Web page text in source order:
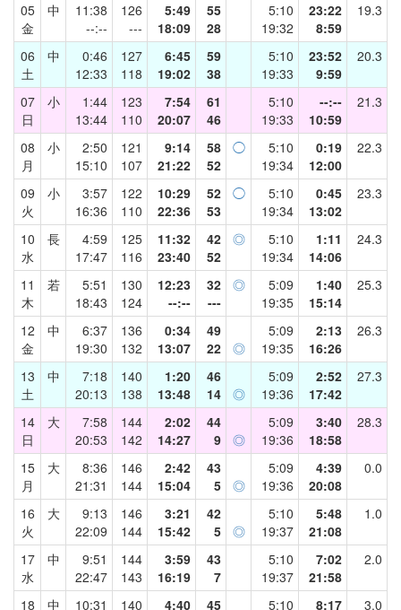
05
金
中
11:38
--:--
126
---
5:49
18:09
55
28
5:10
19:32
23:22
8:59
19.3
06
土
中
0:46
12:33
127
118
6:45
19:02
59
38
5:10
19:33
23:52
9:59
20.3
07
日
小
1:44
13:44
123
110
7:54
20:07
61
46
5:10
19:33
--:--
10:59
21.3
08
月
小
2:50
15:10
121
107
9:14
21:22
58
52
◯
5:10
19:34
0:19
12:00
22.3
09
火
小
3:57
16:36
122
110
10:29
22:36
52
53
◯
5:10
19:34
0:45
13:02
23.3
10
水
長
4:59
17:47
125
116
11:32
23:40
42
52
◎
5:10
19:34
1:11
14:06
24.3
11
木
若
5:51
18:43
130
124
12:23
--:--
32
---
◎
5:09
19:35
1:40
15:14
25.3
12
金
中
6:37
19:30
136
132
0:34
13:07
49
22
◎
5:09
19:35
2:13
16:26
26.3
13
土
中
7:18
20:13
140
138
1:20
13:48
46
14
◎
5:09
19:36
2:52
17:42
27.3
14
日
大
7:58
20:53
144
142
2:02
14:27
44
9
◎
5:09
19:36
3:40
18:58
28.3
15
月
大
8:36
21:31
146
144
2:42
15:04
43
5
◎
5:09
19:36
4:39
20:08
0.0
16
火
大
9:13
22:09
146
144
3:21
15:42
42
5
◎
5:10
19:37
5:48
21:08
1.0
17
水
中
9:51
22:47
144
143
3:59
16:19
43
7
5:10
19:37
7:02
21:58
2.0
18 中 10:31 140 4:40 45 5:10 8:17 3.0